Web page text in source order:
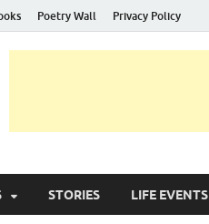
Poetry Wall Privacy Policy
STORIES LIFE EVENTS